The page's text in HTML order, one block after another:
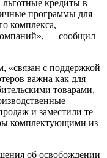
льготные кредиты в
программы для
комплекса,
— сообщил
«связан с поддержкой
важна как для
товарами,
и заместили те
комплектующими из
об освобождении